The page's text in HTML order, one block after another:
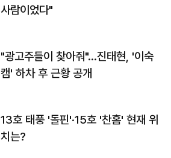
사람이었다"
"광고주들이 찾아줘"…진태현, '이숙
캠' 하차 후 근황 공개
13호 태풍 '돌핀'·15호 '찬홈' 현재 위
치는?